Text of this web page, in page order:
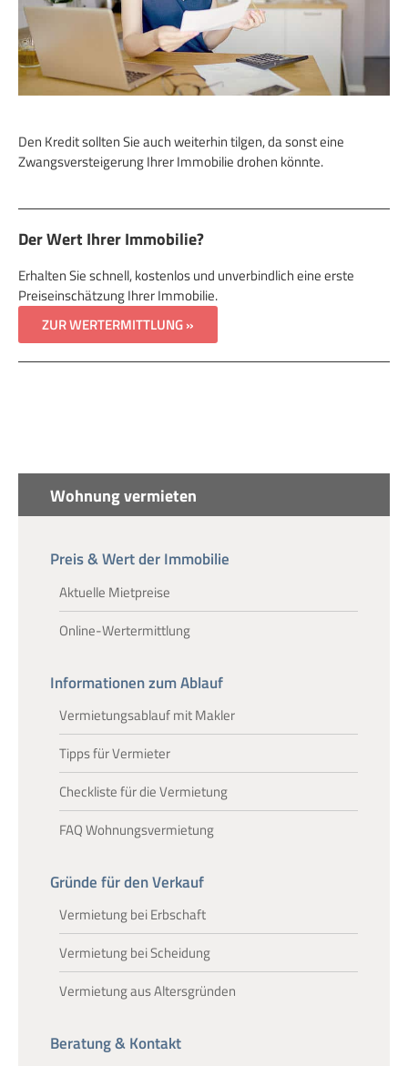
Den Kredit sollten Sie auch weiterhin tilgen, da sonst eine
Zwangsversteigerung Ihrer Immobilie drohen könnte.
Der Wert Ihrer Immobilie?
Erhalten Sie schnell, kostenlos und unverbindlich eine erste
Preiseinschätzung Ihrer Immobilie.
ZUR WERTERMITTLUNG »
Wohnung vermieten
Preis & Wert der Immobilie
Aktuelle Mietpreise
Online-Wertermittlung
Informationen zum Ablauf
Vermietungsablauf mit Makler
Tipps für Vermieter
Checkliste für die Vermietung
FAQ Wohnungsvermietung
Gründe für den Verkauf
Vermietung bei Erbschaft
Vermietung bei Scheidung
Vermietung aus Altersgründen
Beratung & Kontakt